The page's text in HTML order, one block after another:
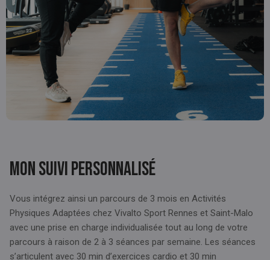
Mon suivi personnalisé
Vous intégrez ainsi un parcours de 3 mois en Activités
Physiques Adaptées chez Vivalto Sport Rennes et Saint-Malo
avec une prise en charge individualisée tout au long de votre
parcours à raison de 2 à 3 séances par semaine. Les séances
s’articulent avec 30 min d’exercices cardio et 30 min